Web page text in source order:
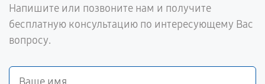
Напишите или позвоните нам и получите
бесплатную консультацию по интересующему Вас
вопросу.